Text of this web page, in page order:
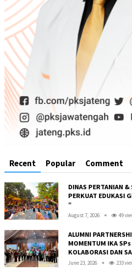
Recent Popular Comment
DINAS PERTANIAN
PERKUAT EDUKASI
“
August 7, 2026 49
ALUMNI
MOMENTUM IKA SPs
KOLABORASI DAN
June 23, 2026 233